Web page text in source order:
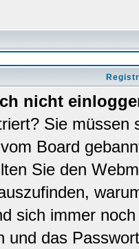
nicht
Sie
Board
Sie den
sich immer
und das